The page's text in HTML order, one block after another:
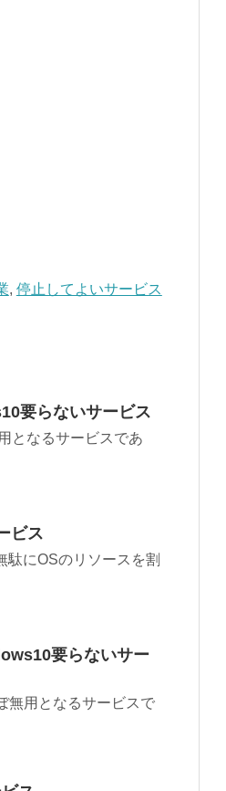
, 停止してよいサービス
要らないサービス
となるサービスであ
ビス
駄にOSのリソースを割
要らないサー
無用となるサービスで